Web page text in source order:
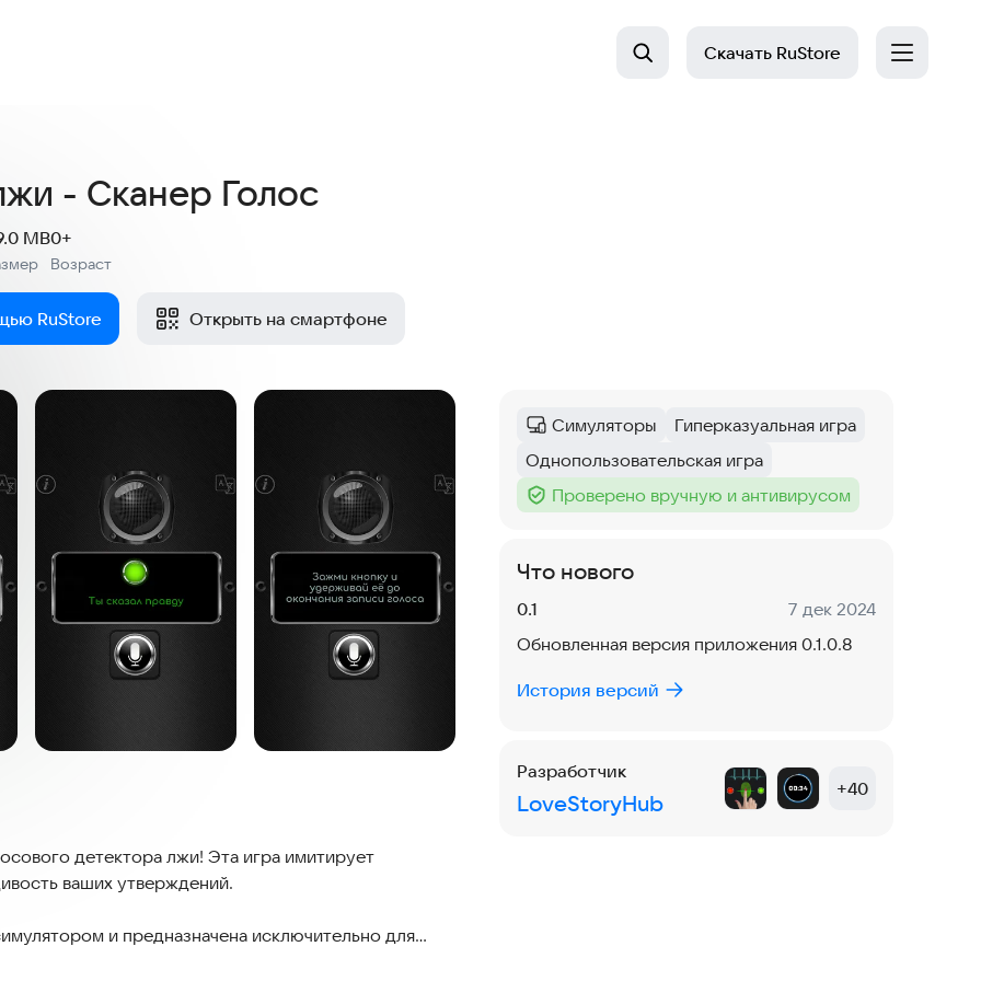
Скачать RuStore
- Сканер Голос
MB
Возраст
0+
RuStore Открыть на смартфоне
детектора лжи! Эта игра имитирует
ваших утверждений.
и предназначена исключительно для
генерируются случайным образом.
Категория:
Симуляторы
Тег:
Гиперказуальная игра
Тег:
Однопользовательская игра
Тег :
Проверено вручную и антивирусом
Что нового
Версия:
0.1 Дата:
7 дек 2024
Обновленная версия приложения 0.1.0.8
История версий
Разработчик
LoveStoryHub
+40